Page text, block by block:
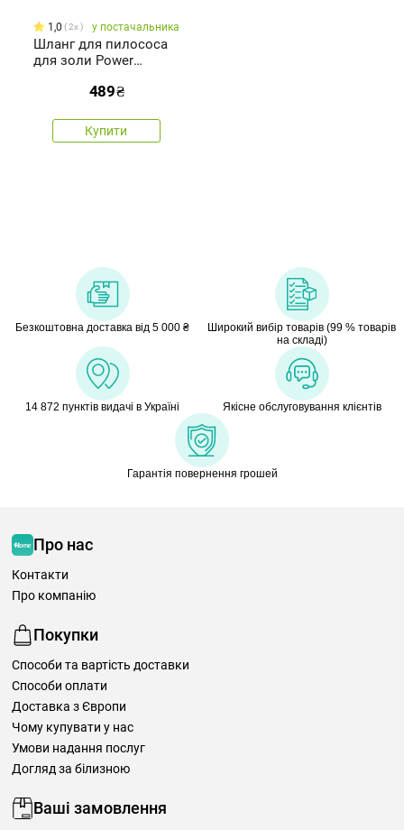
1,0 2x у постачальника
Шланг для пилососа
для золи Power
489₴
Купити
Безкоштовна доставка від 5 000 ₴
Широкий вибір товарів (99 % товарів
на складі)
14 872 пунктів видачі в Україні Якісне обслуговування клієнтів
Гарантія повернення грошей
Про нас
Контакти
Про компанію
Покупки
Способи та вартість доставки
Способи оплати
Доставка з Європи
Чому купувати у нас
Умови надання послуг
Догляд за білизною
Ваші замовлення